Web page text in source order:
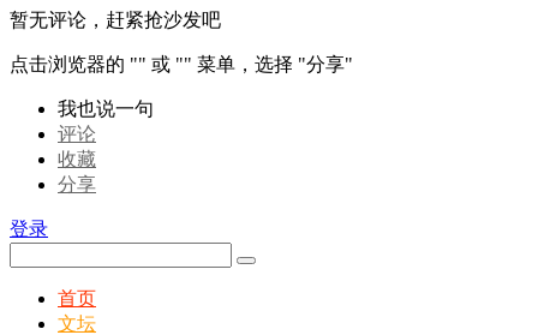
暂无评论，赶紧抢沙发吧
点击浏览器的 "" 或 "" 菜单，选择 "分享"
我也说一句
评论
收藏
分享
登录
首页
文坛